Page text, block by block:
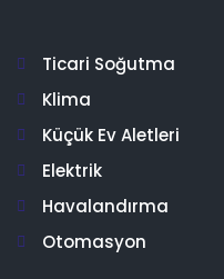
Ticari Soğutma
Klima
Küçük Ev Aletleri
Elektrik
Havalandırma
Otomasyon